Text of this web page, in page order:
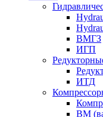
ВМГЗ
ИГП
ИТД
ВМ